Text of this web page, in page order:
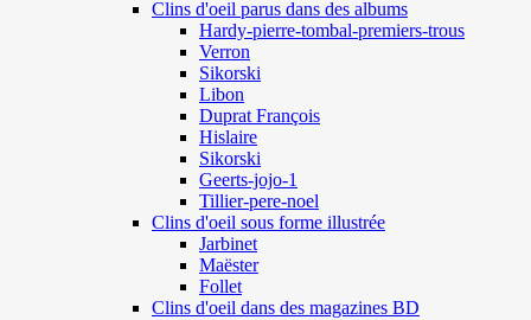
Clins d'oeil parus dans des albums
Hardy-pierre-tombal-premiers-trous
Verron
Sikorski
Libon
Duprat François
Hislaire
Sikorski
Geerts-jojo-1
Tillier-pere-noel
Clins d'oeil sous forme illustrée
Jarbinet
Maëster
Follet
Clins d'oeil dans des magazines BD